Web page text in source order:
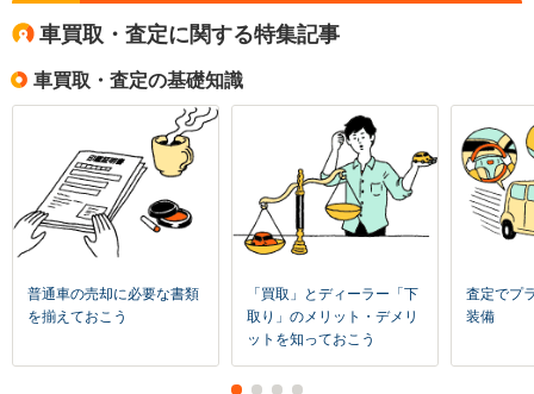
車買取・査定に関する特集記事
車買取・査定の基礎知識
普通車の売却に必要な書類
を揃えておこう
「買取」とディーラー「下
取り」のメリット・デメリ
ットを知っておこう
査定でプ
装備